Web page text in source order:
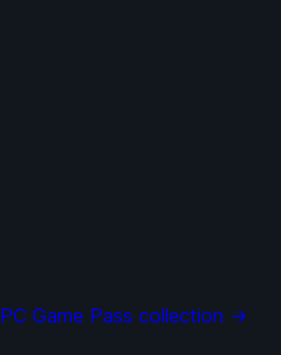
PC Game Pass collection →